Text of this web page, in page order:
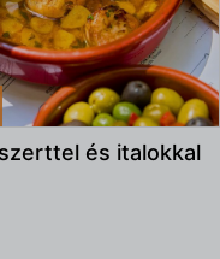
és italokkal